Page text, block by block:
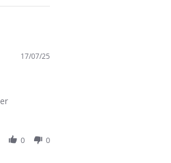
17/07/25
0 0